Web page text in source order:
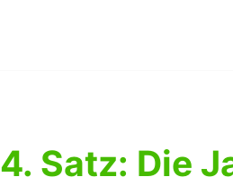
4. Satz: Die